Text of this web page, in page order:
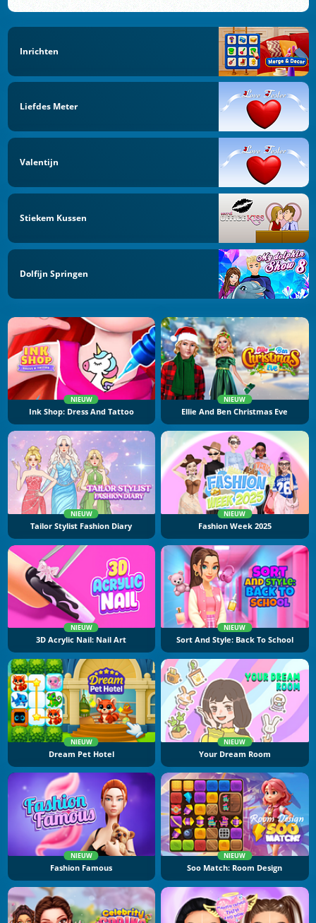
Inrichten
Liefdes Meter
Valentijn
Stiekem Kussen
Dolfijn Springen
NIEUW
Ink Shop: Dress And Tattoo
NIEUW
Ellie And Ben Christmas Eve
NIEUW
Tailor Stylist Fashion Diary
NIEUW
Fashion Week 2025
NIEUW
3D Acrylic Nail: Nail Art
NIEUW
Sort And Style: Back To School
NIEUW
Dream Pet Hotel
NIEUW
Your Dream Room
NIEUW
Fashion Famous
NIEUW
Soo Match: Room Design